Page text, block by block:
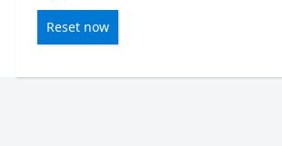
Reset now